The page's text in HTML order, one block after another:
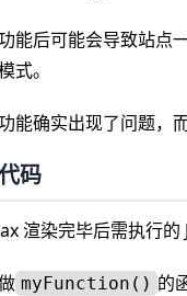
能后可能会导致站点
式。
能确实出现了问题，
码
渲染完毕后需执行
myFunction() 的